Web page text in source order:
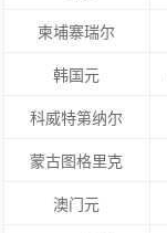
柬埔寨瑞尔
韩国元
科威特第纳尔
蒙古图格里克
澳门元